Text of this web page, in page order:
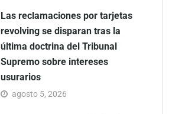
Las reclamaciones por tarjetas
revolving se disparan tras la
última doctrina del Tribunal
Supremo sobre intereses
usurarios
agosto 5, 2026